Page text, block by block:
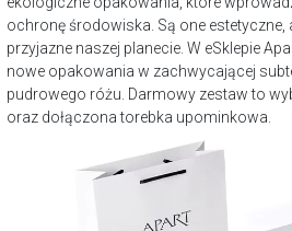
ochronę środowiska. Są one estetyczne,
przyjazne naszej planecie. W eSklepie
nowe opakowania w zachwycającej
pudrowego różu. Darmowy zestaw to
oraz dołączona torebka upominkowa.